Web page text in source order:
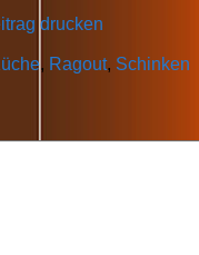
drucken
, Ragout, Schinken